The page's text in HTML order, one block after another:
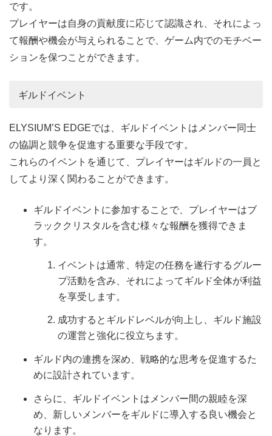
です。
プレイヤーは自身の貢献度に応じて認識され、それによっ
て報酬や機会が与えられることで、ゲーム内でのモチベー
ションを保つことができます。
ギルドイベント
ELYSIUM’S EDGEでは、ギルドイベントはメンバー同士
の協調と競争を促進する重要な手段です。
これらのイベントを通じて、プレイヤーはギルドの一員と
してより深く関わることができます。
ギルドイベントに参加することで、プレイヤーはブ
ラッククリスタルを含む様々な報酬を獲得できま
す。
イベントは通常、特定の任務を遂行するグルー
プ活動を含み、それによってギルド全体が利益
を享受します。
成功するとギルドレベルが向上し、ギルド施設
の運営と強化に役立ちます。
ギルド内の連携を深め、戦略的な思考を促進するた
めに設計されています。
さらに、ギルドイベントはメンバー間の親睦を深
め、新しいメンバーをギルドに導入する良い機会と
なります。